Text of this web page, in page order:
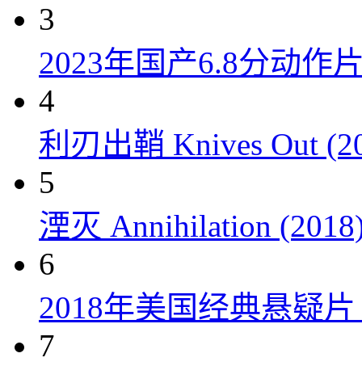
3
2023年国产6.8分动作
4
利刃出鞘 Knives Out
5
湮灭 Annihilation
6
2018年美国经典悬疑
7